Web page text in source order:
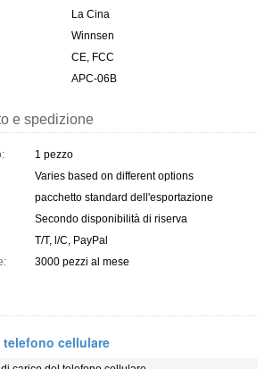
La Cina
Winnsen
CE, FCC
APC-06B
e spedizione
1 pezzo
Varies based on different options
pacchetto standard dell'esportazione
Secondo disponibilità di riserva
T/T, l/C, PayPal
3000 pezzi al mese
cellulare